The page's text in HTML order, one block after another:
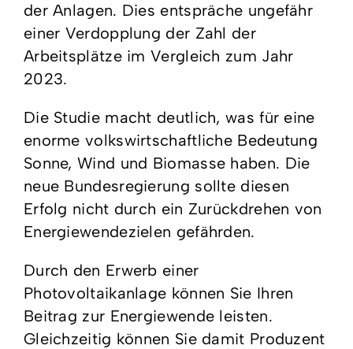
der Anlagen. Dies entspräche ungefähr
einer Verdopplung der Zahl der
Arbeitsplätze im Vergleich zum Jahr
2023.
Die Studie macht deutlich, was für eine
enorme volkswirtschaftliche Bedeutung
Sonne, Wind und Biomasse haben. Die
neue Bundesregierung sollte diesen
Erfolg nicht durch ein Zurückdrehen von
Energiewendezielen gefährden.
Durch den Erwerb einer
Photovoltaikanlage können Sie Ihren
Beitrag zur Energiewende leisten.
Gleichzeitig können Sie damit Produzent